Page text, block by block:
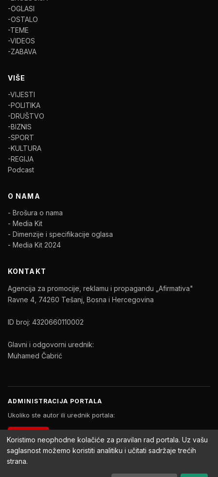
-OGLASI
-OSTALO
-TEME
-VIDEOS
-ZABAVA
VIŠE
-VIJESTI
-POLITIKA
-DRUŠTVO
-BIZNIS
-SPORT
-KULTURA
-REGIJA
Podcast
O NAMA
- Brošura o nama
- Media Kit
- Dimenzije i specifikacije oglasa
- Media Kit 2024
KONTAKT
Agencija za promocije, reklamu i propagandu „Afirmativa"
Ravne 4, 74260 Tešanj, Bosna i Hercegovina
ID broj: 4320660110002
Glavni i odgovorni urednik:
Muhamed Čabrić
ADMINISTRACIJA PORTALA
Ukoliko ste autor ili urednik portala:
Copyright © 2026 Afirmativa Portal. Sva prava zadržana.
Koristimo neophodne kolačiće za pravilan rad portala. Uz vašu
saglasnost možemo koristiti analitiku i učitati sadržaje trećih
strana.